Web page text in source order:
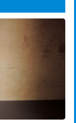
11,000円~
55,000円
33,000円
8,800円
11,000円